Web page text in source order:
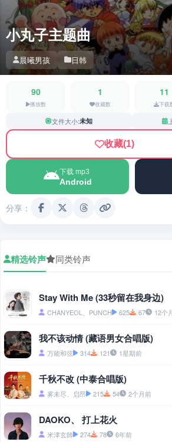
小丸子主题曲
晨曦男孩 日韩
90
播放数
1
收藏数
11
下载
文件大小:未知
收藏(1)
下载 mp3
Android
分享：
精选铃声 同类铃声
Stay With Me (33秒留在我身边)
CHANYEOL、PUNCH 625 67 12个
我不该动情 (藏语男女合唱版)
万能和弦 314 121 1星期前
千秋不改 (中泰合唱版)
雾未尽、启昂 215 54 2个月前
DAOKO、 打上花火
米津玄師 274 78 6年前